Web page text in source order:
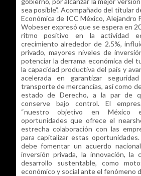
sea posible”. Acompañado del titular
Económica de ICC México, Alejandro
Wobeser expresó que se espera en
ritmo positivo en la actividad
crecimiento alrededor de 2.5%,
privado, mayores niveles de
potenciar la derrama económica del
la capacidad productiva del país y
acelerada en garantizar
transporte de mercancías, así como
estado de Derecho, a la par de
conserve bajo control. El
“nuestro objetivo en México
oportunidades que ofrece el
estrecha colaboración con las
para capitalizar estas
debe fomentar un acuerdo
inversión privada, la innovación, la
desarrollo sustentable, como
económico y social ante el fenómeno